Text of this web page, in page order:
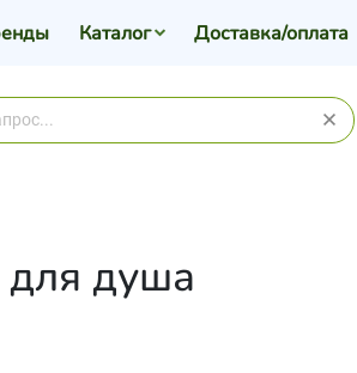
Каталог Доставка/оплата
для душа